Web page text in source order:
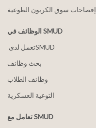
إفصاحات سوق الكربون الطوعية
الوظائف في SMUD
بحث وظائف
وظائف الطلاب
التوعية العسكرية
تعامل مع SMUD